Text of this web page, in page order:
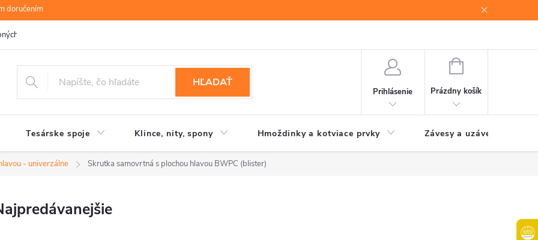
doručením
údajov
HĽADAŤ
Prihlásenie
NÁKUPNÝ
Prázdny košík
Tesárske spoje Klince, nity, spony Hmoždinky a kotviace prvky Závesy a uzávery brán
- univerzálne Skrutka samovrtná s plochou hlavou BWPC (blister)